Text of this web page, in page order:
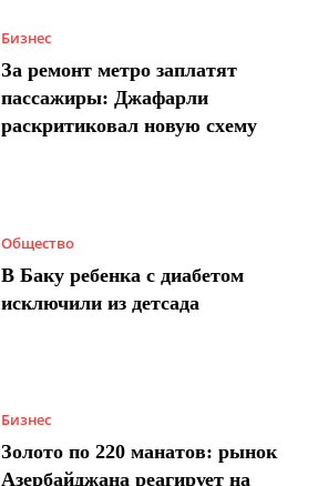
Бизнес
За ремонт метро заплатят
пассажиры: Джафарли
раскритиковал новую схему
Общество
В Баку ребенка с диабетом
исключили из детсада
Бизнес
Золото по 220 манатов: рынок
Азербайджана реагирует на